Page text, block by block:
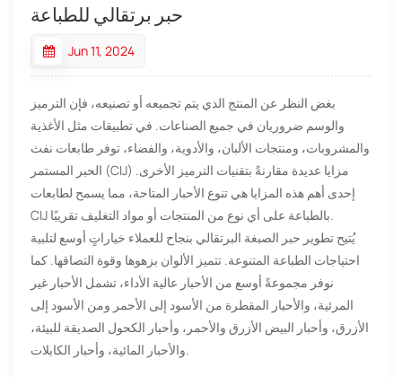
حبر برتقالي للطباعة
Jun 11, 2024
بغض النظر عن المنتج الذي يتم تجميعه أو تصنيعه، فإن الترميز
والوسم ضروريان في جميع الصناعات. في تطبيقات مثل الأغذية
والمشروبات، ومنتجات الألبان، والأدوية، والفضاء، توفر طابعات نفث
الحبر المستمر (CIJ) مزايا عديدة مقارنةً بتقنيات الترميز الأخرى.
إحدى أهم هذه المزايا هي تنوع الأحبار المتاحة، مما يسمح لطابعات
CIJ بالطباعة على أي نوع من المنتجات أو مواد التغليف تقريبًا.
يُتيح تطوير حبر الصبغة البرتقالي بنجاح للعملاء خياراتٍ أوسع لتلبية
احتياجات الطباعة المتنوعة. تتميز الألوان بزهوها وقوة التصاقها. كما
نوفر مجموعةً أوسع من الأحبار عالية الأداء، تشمل الأحبار غير
المرئية، والأحبار المقطرة من الأسود إلى الأحمر ومن الأسود إلى
الأزرق، وأحبار البيض الأزرق والأحمر، وأحبار الكحول الصديقة للبيئة،
والأحبار المائية، وأحبار الكابلات.